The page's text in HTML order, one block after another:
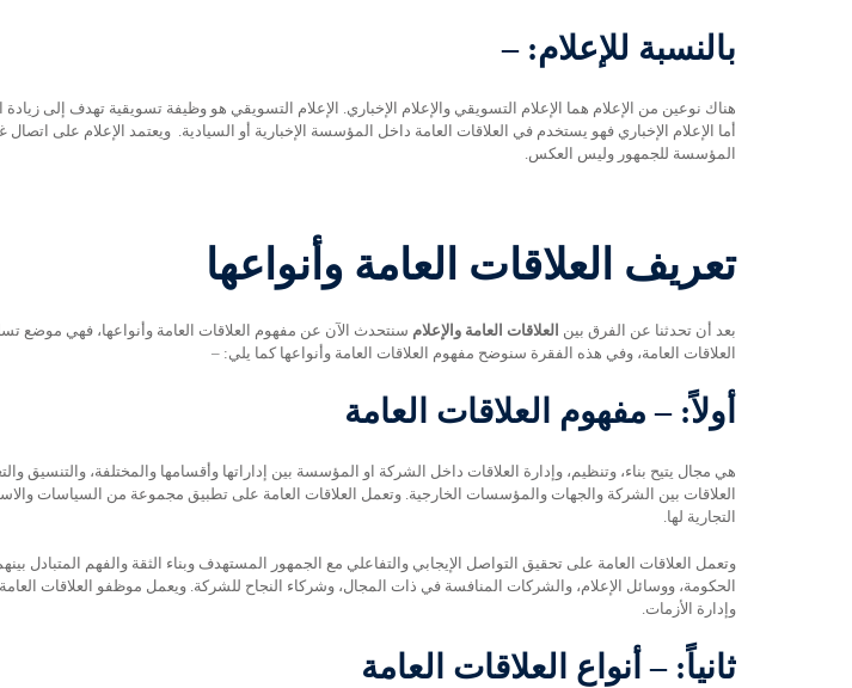
بالنسبة للإعلام: –
هناك نوعين من الإعلام هما الإعلام التسويقي والإعلام الإخباري. الإعلام التسويقي هو وظيفة تسويقية تهدف إلى زيادة
أما الإعلام الإخباري فهو يستخدم في العلاقات العامة داخل المؤسسة الإخبارية أو السيادية. ويعتمد الإعلام على
المؤسسة للجمهور وليس العكس.
تعريف العلاقات العامة وأنواعها
بعد أن تحدثنا عن الفرق بين العلاقات العامة والإعلام سنتحدث الآن عن مفهوم العلاقات العامة وأنواعها، فهي موضع
العلاقات العامة، وفي هذه الفقرة سنوضح مفهوم العلاقات العامة وأنواعها كما يلي: –
أولاً: – مفهوم العلاقات العامة
هي مجال يتيح بناء، وتنظيم، وإدارة العلاقات داخل الشركة او المؤسسة بين إداراتها وأقسامها والمختلفة، والتنسيق
العلاقات بين الشركة والجهات والمؤسسات الخارجية. وتعمل العلاقات العامة على تطبيق مجموعة من السياسات
التجارية لها.
وتعمل العلاقات العامة على تحقيق التواصل الإيجابي والتفاعلي مع الجمهور المستهدف وبناء الثقة والفهم المتبادل
الحكومة، ووسائل الإعلام، والشركات المنافسة في ذات المجال، وشركاء النجاح للشركة. ويعمل موظفو العلاقات
وإدارة الأزمات.
ثانياً: – أنواع العلاقات العامة